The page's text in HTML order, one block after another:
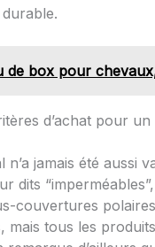
de box pour
d’achat pour
jamais été aussi
dits
couvertures
mais tous les